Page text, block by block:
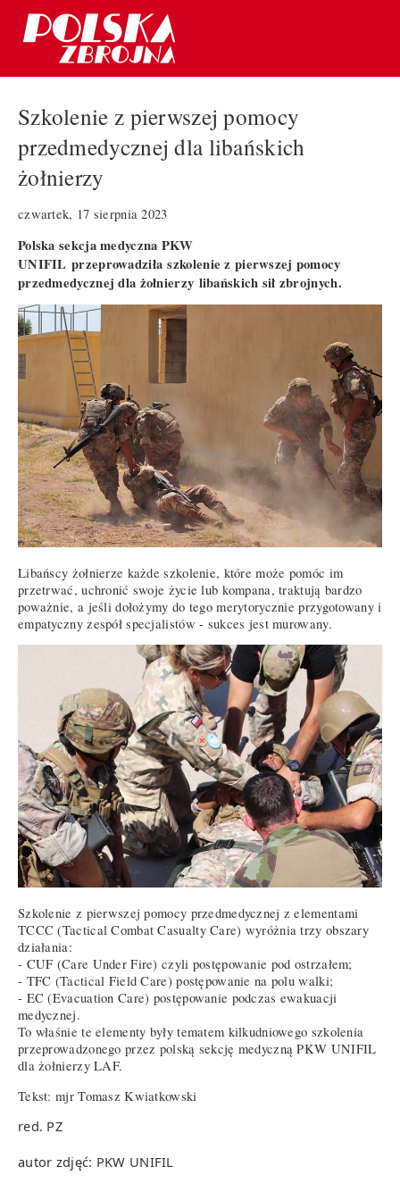
Szkolenie z pierwszej pomocy
przedmedycznej dla libańskich
żołnierzy
czwartek, 17 sierpnia 2023
Polska sekcja medyczna PKW
UNIFIL przeprowadziła szkolenie z pierwszej pomocy
przedmedycznej dla żołnierzy libańskich sił zbrojnych.
Libańscy żołnierze każde szkolenie, które może pomóc im
przetrwać, uchronić swoje życie lub kompana, traktują bardzo
poważnie, a jeśli dołożymy do tego merytorycznie przygotowany i
empatyczny zespół specjalistów - sukces jest murowany.
Szkolenie z pierwszej pomocy przedmedycznej z elementami
TCCC (Tactical Combat Casualty Care) wyróżnia trzy obszary
działania:
- CUF (Care Under Fire) czyli postępowanie pod ostrzałem;
- TFC (Tactical Field Care) postępowanie na polu walki;
- EC (Evacuation Care) postępowanie podczas ewakuacji
medycznej.
To właśnie te elementy były tematem kilkudniowego szkolenia
przeprowadzonego przez polską sekcję medyczną PKW UNIFIL
dla żołnierzy LAF.
Tekst: mjr Tomasz Kwiatkowski
red. PZ
autor zdjęć: PKW UNIFIL